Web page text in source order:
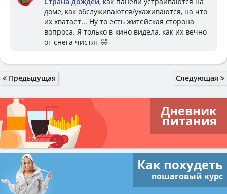
доме, как обслуживаются/ухаживаются, на что
их хватает... Ну то есть житейская сторона
вопроса. Я только в кино видела, как их вечно
от снега чистят 🤣
Предыдущая Следующая
Дневник
питания
Как похудеть
пошаговый курс